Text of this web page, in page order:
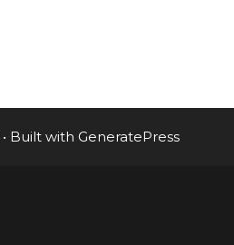
• Built with GeneratePress